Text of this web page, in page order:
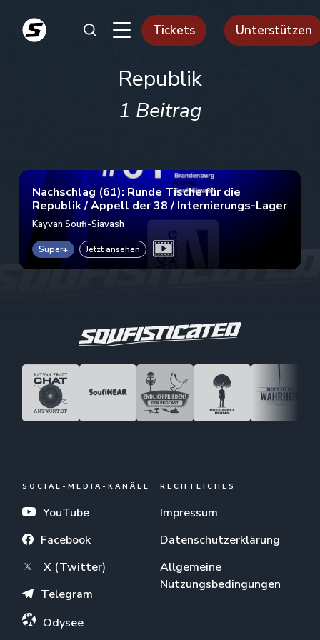
Tickets Unterstützen
Republik
1 Beitrag
Nachschlag (61): Runde Tische für die
Republik / Appell der 38 / Internierungs-Lager
Kayvan Soufi-Siavash
Super+ Jetzt ansehen
SOCIAL-MEDIA-KANÄLE
YouTube
Facebook
X (Twitter)
Telegram
Odysee
RECHTLICHES
Impressum
Datenschutzerklärung
Allgemeine
Nutzungsbedingungen